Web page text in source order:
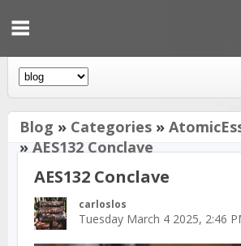
Blog » Categories »
»AES132 Conclave
AES132 Conclave
carloslos
Tuesday March 4 2025, 2:46